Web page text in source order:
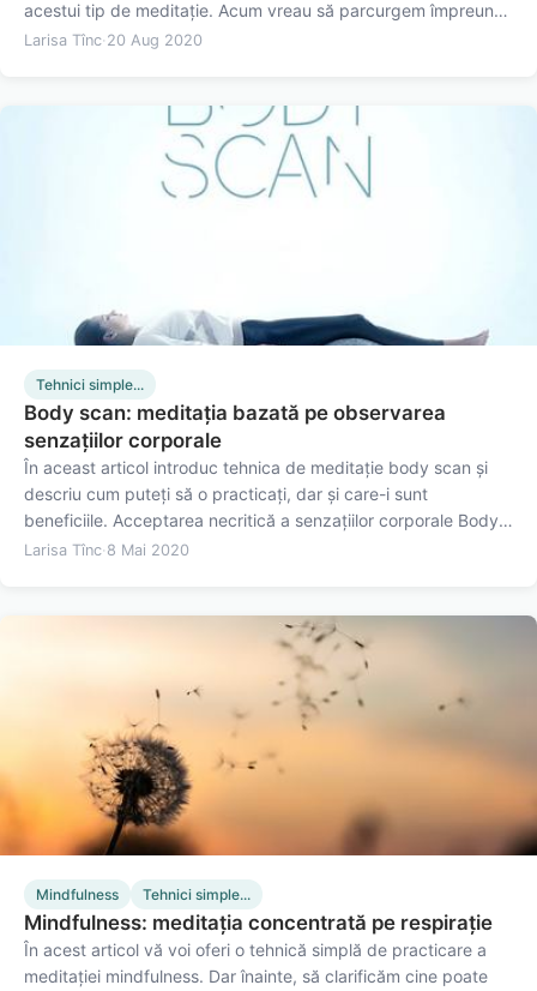
acestui tip de meditație. Acum vreau să parcurgem împreună
pașii pe care-i presupune această tehnică simplă. Printr-o
Larisa Tînc· 20 Aug 2020
Tehnici simple...
Body scan: meditația bazată pe observarea
senzațiilor corporale
În aceast articol introduc tehnica de meditație body scan și
descriu cum puteți să o practicați, dar și care-i sunt
beneficiile. Acceptarea necritică a senzațiilor corporale Body
Scan este o practică al cărei scop este de a te conecta
Larisa Tînc· 8 Mai 2020
Mindfulness Tehnici simple...
Mindfulness: meditația concentrată pe respirație
În acest articol vă voi oferi o tehnică simplă de practicare a
meditației mindfulness. Dar înainte, să clarificăm cine poate